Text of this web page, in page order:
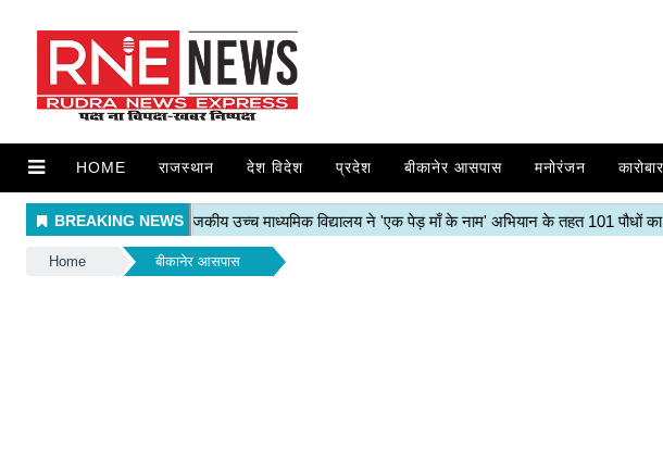
HOME राजस्थान देश विदेश प्रदेश बीकानेर आसपास मनोरंजन कारोबार
Home बीकानेर आसपास